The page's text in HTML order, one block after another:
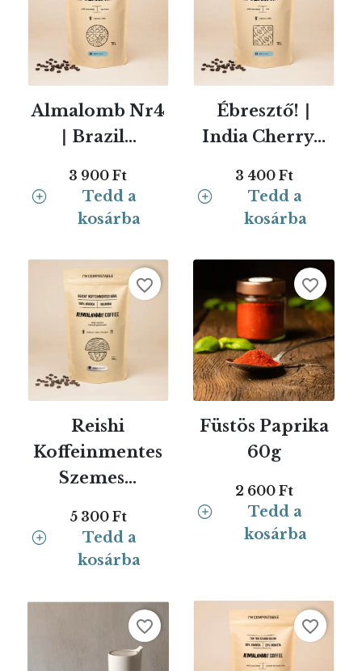
Almalomb Nr4
∣ Brazil...
3 900 Ft
Tedd a
kosárba
Ébresztő! ∣
India Cherry...
3 400 Ft
Tedd a
kosárba
Reishi
Koffeinmentes
Szemes...
5 300 Ft
Tedd a
kosárba
favorite_border
Füstös Paprika
60g
2 600 Ft
Tedd a
kosárba
favorite_border
favorite_border favorite_border